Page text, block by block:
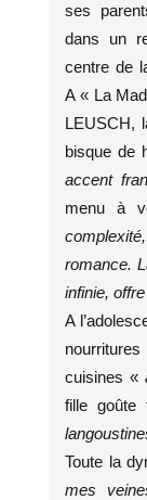
ses
dans un
centre de
A « La
LEUSCH,
bisque de
accent
menu à
romance.
infinie,
A
cuisines «
fille goûte
Toute la
mes